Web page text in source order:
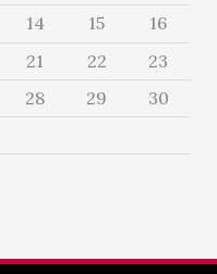
14 15
16
21 22
23
28 29
30